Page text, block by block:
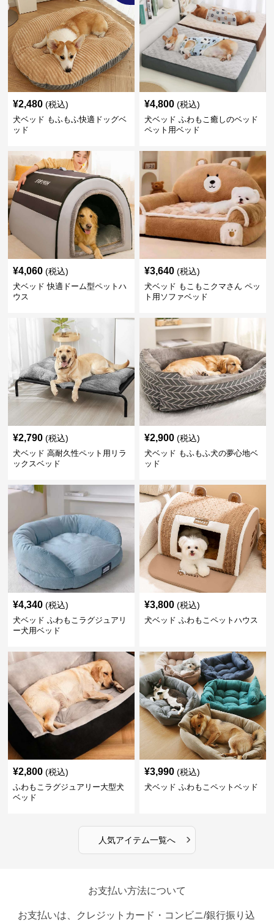
¥2,480 (税込)
犬ベッド もふもふ快適ドッグベ
ッド
¥4,800 (税込)
犬ベッド ふわもこ癒しのベッド
ペット用ベッド
¥4,060 (税込)
犬ベッド 快適ドーム型ペットハ
ウス
¥3,640 (税込)
犬ベッド もこもこクマさん ペッ
ト用ソファベッド
¥2,790 (税込)
犬ベッド 高耐久性ペット用リラ
ックスベッド
¥2,900 (税込)
犬ベッド もふもふ犬の夢心地ベ
ッド
¥4,340 (税込)
犬ベッド ふわもこラグジュアリ
ー犬用ベッド
¥3,800 (税込)
犬ベッド ふわもこペットハウス
¥2,800 (税込)
ふわもこラグジュアリー大型犬
ベッド
¥3,990 (税込)
犬ベッド ふわもこペットベッド
人気アイテム一覧へ ›
お支払い方法について
お支払いは、クレジットカード・コンビニ/銀行振り込